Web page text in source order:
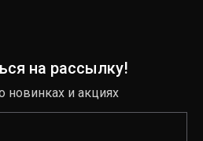
на рассылку!
новинках и акциях